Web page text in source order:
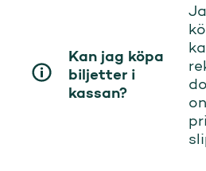
Kan jag köpa
biljetter i
kassan?